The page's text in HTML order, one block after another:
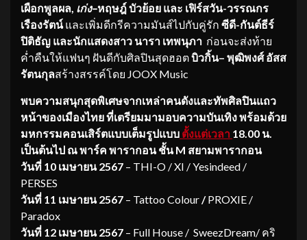
เผือกพูลผล เก่ง–หฤษฎ์ บัวย้อย และ เฟิร์สวัน-วรรณกร
เรืองรัตน์และเพิ่มดีกรีความมันส์ไปกับคู่รัก ซีดี-กันต์ธีร์
ปิติธัญ และนักแสดงสาว นารา เทพนุภา ก่อนจะส่งท้าย
ค่ำคืนให้แฟนๆ ฝันดีกับศิลปินสุดฮอตบิวกิ้น– พุฒิพงศ์ อัสส
รัตนกุลสร้างสรรค์โดย JOOX Music
พบความสนุกสุดพิเศษจากเหล่าคนดังและทัพศิลปินแถว
หน้าของเมืองไทย ที่เตรียมมามอบความบันเทิง พร้อมด้วย
มหกรรมคอนเสิร์ตแบบเต็มรูปแบบ ตั้งแต่เวลา 18.00 น.
เป็นต้นไป ณ พาร์ค พารากอน ชั้นM สยามพารากอน
วันที่ 10 เมษายน 2567 – THI-O / XI / Yesindeed /
PERSES
วันที่ 11 เมษายน 2567 – Tattoo Colour /PROXIE /
Paradox
วันที่ 12 เมษายน 2567 – Full House / SweezDream/ คริ